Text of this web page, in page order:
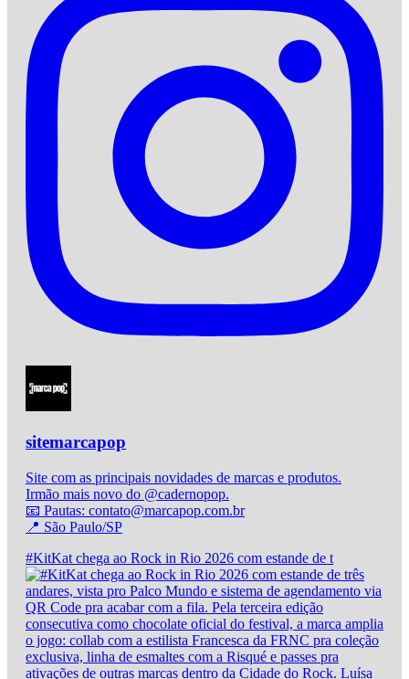
sitemarcapop
Site com as principais novidades de marcas e produtos.
Irmão mais novo do @cadernopop.
📧 Pautas: contato@marcapop.com.br
📍 São Paulo/SP
#KitKat chega ao Rock in Rio 2026 com estande de t